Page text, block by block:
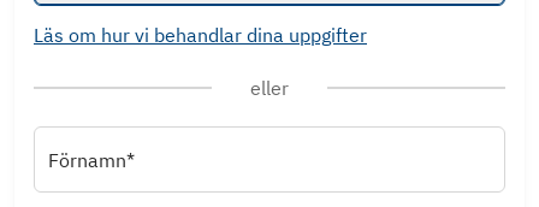
Läs om hur vi behandlar dina uppgifter
eller
Förnamn*